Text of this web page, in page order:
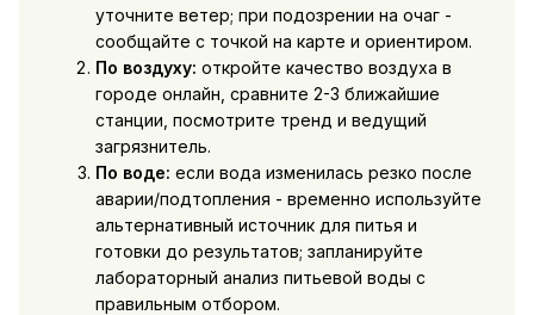
уточните ветер; при подозрении на очаг -
сообщайте с точкой на карте и ориентиром.
По воздуху: откройте качество воздуха в
городе онлайн, сравните 2-3 ближайшие
станции, посмотрите тренд и ведущий
загрязнитель.
По воде: если вода изменилась резко после
аварии/подтопления - временно используйте
альтернативный источник для питья и
готовки до результатов; запланируйте
лабораторный анализ питьевой воды с
правильным отбором.